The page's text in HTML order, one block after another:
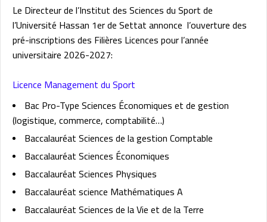
Le Directeur de l’Institut des Sciences du Sport de
l’Université Hassan 1er de Settat annonce l’ouverture des
pré-inscriptions des Filières Licences pour l’année
universitaire 2026-2027:
Licence Management du Sport
Bac Pro-Type Sciences Économiques et de gestion
(logistique, commerce, comptabilité…)
Baccalauréat Sciences de la gestion Comptable
Baccalauréat Sciences Économiques
Baccalauréat Sciences Physiques
Baccalauréat science Mathématiques A
Baccalauréat Sciences de la Vie et de la Terre